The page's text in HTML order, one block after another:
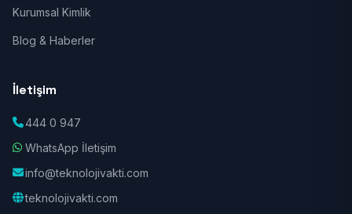
Kurumsal Kimlik
Blog & Haberler
İletişim
444 0 947
WhatsApp İletişim
info@teknolojivakti.com
teknolojivakti.com